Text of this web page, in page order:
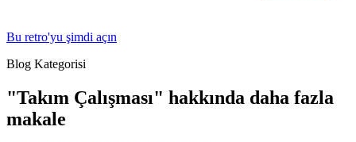
Bu retro'yu şimdi açın
Blog Kategorisi
"Takım Çalışması" hakkında daha fazla
makale